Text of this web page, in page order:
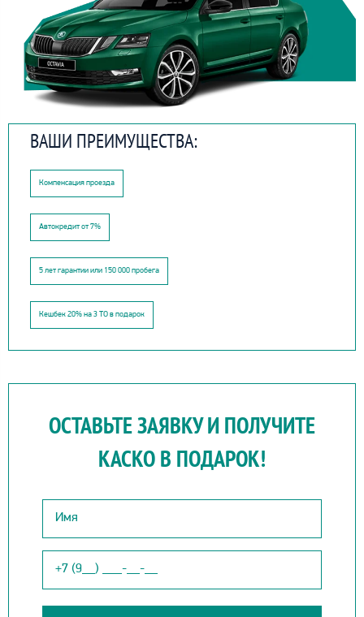
ВАШИ ПРЕИМУЩЕСТВА:
Компенсация проезда
Автокредит от 7%
5 лет гарантии или 150 000 пробега
Кешбек 20% на 3 ТО в подарок
ОСТАВЬТЕ ЗАЯВКУ И ПОЛУЧИТЕ
КАСКО В ПОДАРОК!